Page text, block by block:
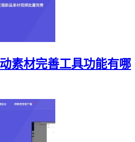
素材完善工具功能有哪